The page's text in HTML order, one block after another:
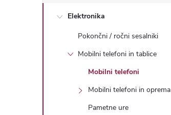
Elektronika
Pokončni / ročni sesalniki
Mobilni telefoni in tablice
Mobilni telefoni
Mobilni telefoni in oprema
Pametne ure